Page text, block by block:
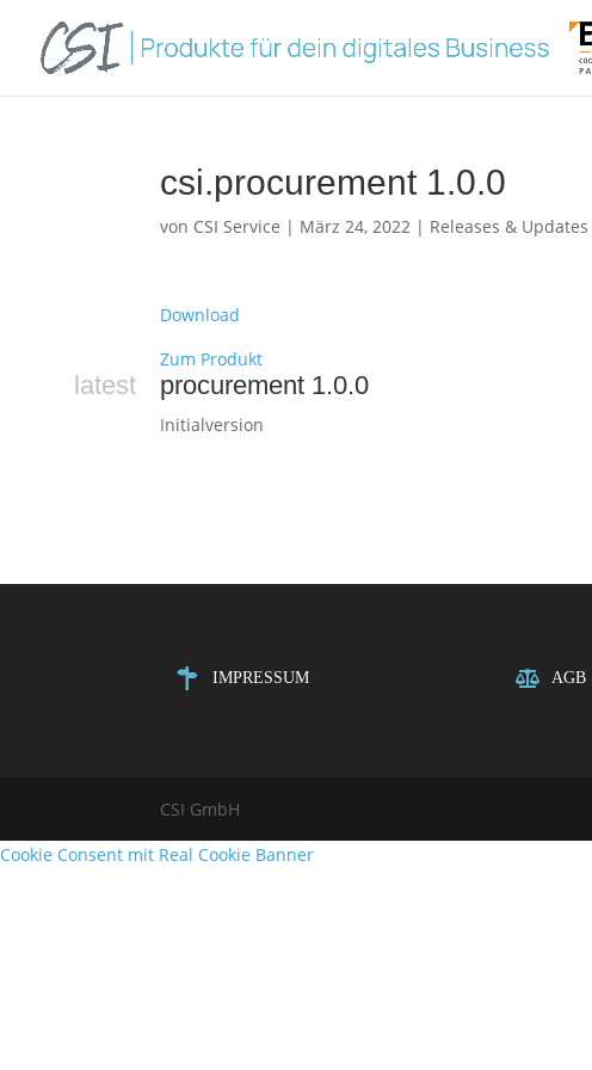
csi.procurement 1.0.0
von CSI Service | März 24, 2022 | Releases & Updates
Download
Zum Produkt
latest procurement 1.0.0
Initialversion
IMPRESSUM AGB
CSI GmbH
Cookie Consent mit Real Cookie Banner